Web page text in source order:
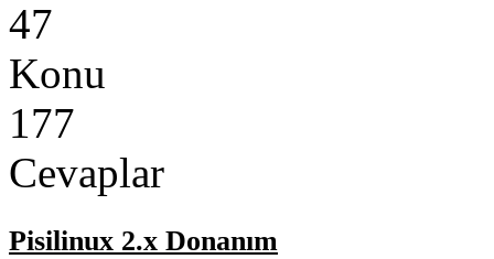
47
Konu
177
Cevaplar
Pisilinux 2.x Donanım